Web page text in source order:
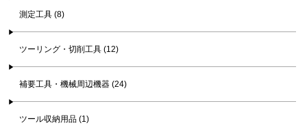
測定工具 (8)
ツーリング・切削工具 (12)
補要工具・機械周辺機器 (24)
ツール収納用品 (1)